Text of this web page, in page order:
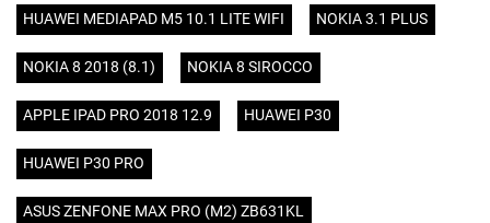
HUAWEI MEDIAPAD M5 10.1 LITE WIFI NOKIA 3.1 PLUS
NOKIA 8 2018 (8.1) NOKIA 8 SIROCCO
APPLE IPAD PRO 2018 12.9 HUAWEI P30
HUAWEI P30 PRO
ASUS ZENFONE MAX PRO (M2) ZB631KL